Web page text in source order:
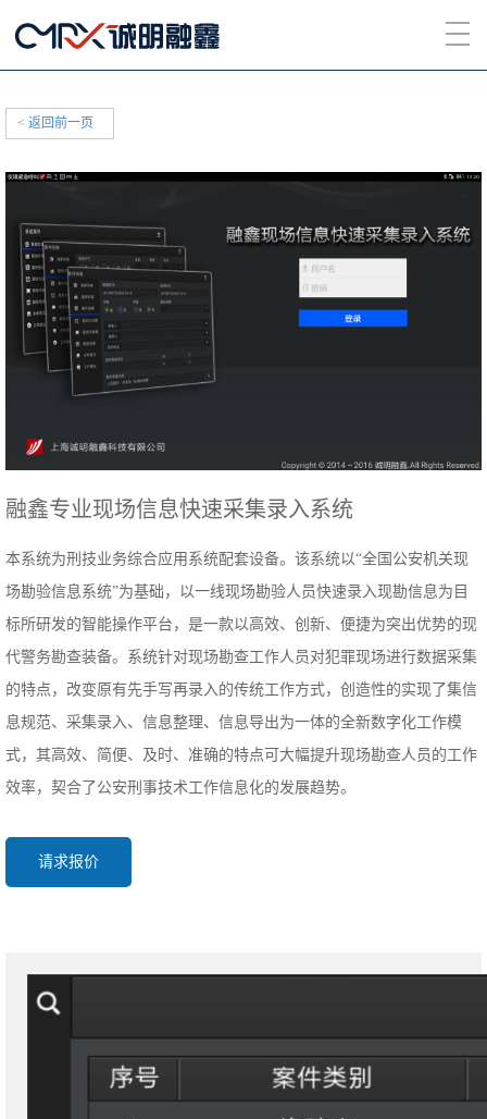
< 返回前一页
融鑫专业现场信息快速采集录入系统
本系统为刑技业务综合应用系统配套设备。该系统以“全国公安机关现
场勘验信息系统”为基础，以一线现场勘验人员快速录入现勘信息为目
标所研发的智能操作平台，是一款以高效、创新、便捷为突出优势的现
代警务勘查装备。系统针对现场勘查工作人员对犯罪现场进行数据采集
的特点，改变原有先手写再录入的传统工作方式，创造性的实现了集信
息规范、采集录入、信息整理、信息导出为一体的全新数字化工作模
式，其高效、简便、及时、准确的特点可大幅提升现场勘查人员的工作
效率，契合了公安刑事技术工作信息化的发展趋势。
请求报价